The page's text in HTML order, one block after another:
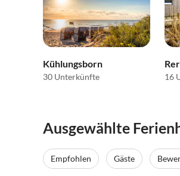
Kühlungsborn
30 Unterkünfte 16
Ausgewählte
Empfohlen Gäste